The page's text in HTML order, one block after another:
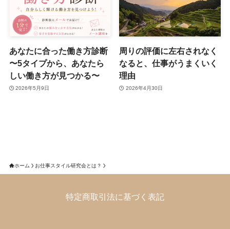
あなたに合った働き方診断
〜5タイプから、あなたら
しい働き方が見つかる〜
2026年5月9日
周りの評価に左右されなく
なると、仕事がうまくいく
理由
2026年4月30日
ホーム お仕事スタイル研究会とは？
特定商取引法に基づく表記